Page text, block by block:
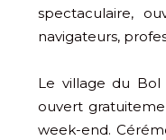
spectaculaire,
navigateurs,
Le village du Bol
ouvert
week-end.